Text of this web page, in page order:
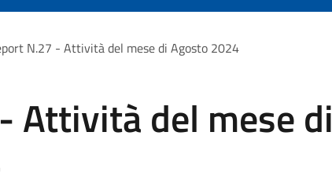
N.27 - Attività del mese di Agosto 2024
Attività del mese di